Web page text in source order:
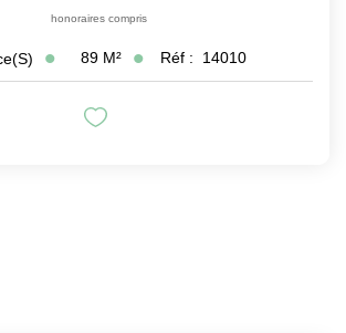
honoraires compris
89 M² Réf : 14010